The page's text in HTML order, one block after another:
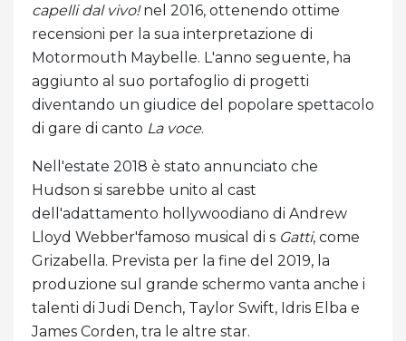
capelli dal vivo!nel 2016, ottenendo ottime
recensioni per la sua interpretazione di
Motormouth Maybelle. L'anno seguente, ha
aggiunto al suo portafoglio di progetti
diventando un giudice del popolare spettacolo
di gare di canto La voce.
Nell'estate 2018 è stato annunciato che
Hudson si sarebbe unito al cast
dell'adattamento hollywoodiano di Andrew
Lloyd Webber'famoso musical di s Gatti, come
Grizabella. Prevista per la fine del 2019, la
produzione sul grande schermo vanta anche i
talenti di Judi Dench, Taylor Swift, Idris Elba e
James Corden, tra le altre star.